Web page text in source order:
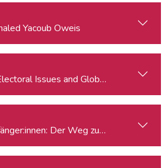
Yacoub Oweis
Issues and Global Ambitions
Der Weg zum eigenen